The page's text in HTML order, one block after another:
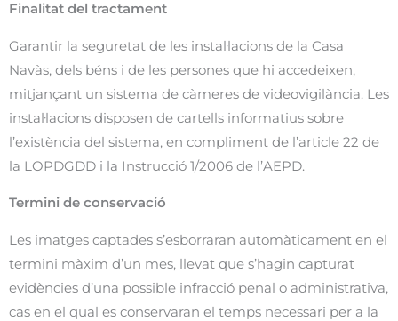
Finalitat del tractament
Garantir la seguretat de les instal·lacions de la Casa
Navàs, dels béns i de les persones que hi accedeixen,
mitjançant un sistema de càmeres de videovigilància. Les
instal·lacions disposen de cartells informatius sobre
l’existència del sistema, en compliment de l’article 22 de
la LOPDGDD i la Instrucció 1/2006 de l’AEPD.
Termini de conservació
Les imatges captades s’esborraran automàticament en el
termini màxim d’un mes, llevat que s’hagin capturat
evidències d’una possible infracció penal o administrativa,
cas en el qual es conservaran el temps necessari per a la